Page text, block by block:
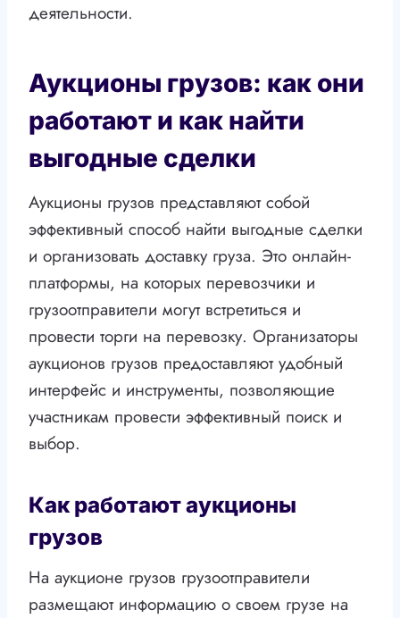
деятельности.
Аукционы грузов: как они
работают и как найти
выгодные сделки
Аукционы грузов представляют собой
эффективный способ найти выгодные сделки
и организовать доставку груза. Это онлайн-
платформы, на которых перевозчики и
грузоотправители могут встретиться и
провести торги на перевозку. Организаторы
аукционов грузов предоставляют удобный
интерфейс и инструменты, позволяющие
участникам провести эффективный поиск и
выбор.
Как работают аукционы
грузов
На аукционе грузов грузоотправители
размещают информацию о своем грузе на